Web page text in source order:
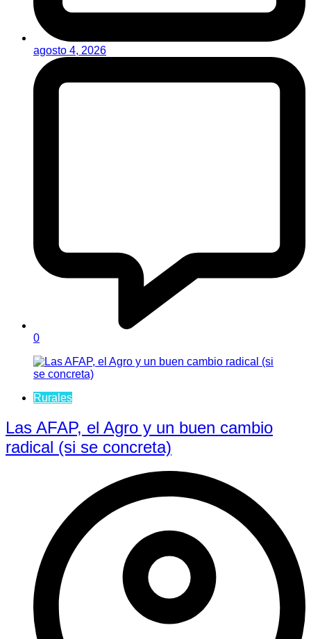
agosto 4, 2026
0
Rurales
Las AFAP, el Agro y un buen cambio
radical (si se concreta)